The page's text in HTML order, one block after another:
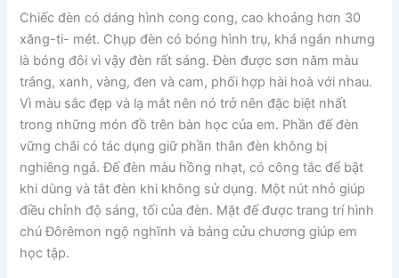
Chiếc đèn có dáng hình cong cong, cao khoảng hơn 30
xăng-ti- mét. Chụp đèn có bóng hình trụ, khá ngắn nhưng
là bóng đôi vì vậy đèn rất sáng. Đèn được sơn năm màu
trắng, xanh, vàng, đen và cam, phối hợp hài hoà với nhau.
Vì màu sắc đẹp và lạ mắt nên nó trở nên đặc biệt nhất
trong những món đồ trên bàn học của em. Phần đế đèn
vững chãi có tác dụng giữ phần thân đèn không bị
nghiêng ngả. Đế đèn màu hồng nhạt, có công tắc để bật
khi dùng và tắt đèn khi không sử dụng. Một nút nhỏ giúp
điều chỉnh độ sáng, tối của đèn. Mặt đế được trang trí hình
chú Đôrêmon ngộ nghĩnh và bảng cửu chương giúp em
học tập.